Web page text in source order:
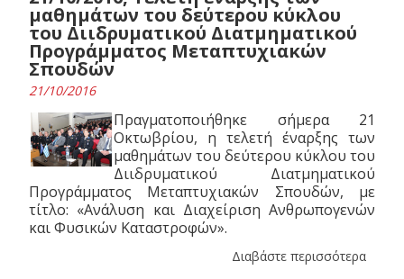
μαθημάτων του δεύτερου κύκλου
του Διιδρυματικού Διατμηματικού
Προγράμματος Μεταπτυχιακών
Σπουδών
21/10/2016
Πραγματοποιήθηκε σήμερα 21
Οκτωβρίου, η τελετή έναρξης των
μαθημάτων του δεύτερου κύκλου του
Διιδρυματικού Διατμηματικού
Προγράμματος Μεταπτυχιακών Σπουδών, με
τίτλο: «Ανάλυση και Διαχείριση Ανθρωπογενών
και Φυσικών Καταστροφών».
Διαβάστε περισσότερα